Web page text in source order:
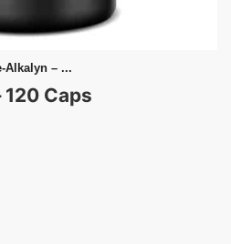
Alkalyn – ...
Caps